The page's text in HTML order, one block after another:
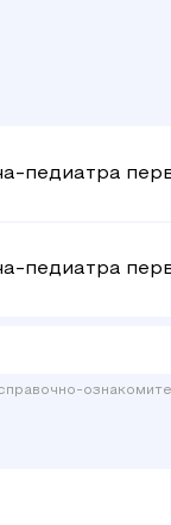
педиатра
педиатра